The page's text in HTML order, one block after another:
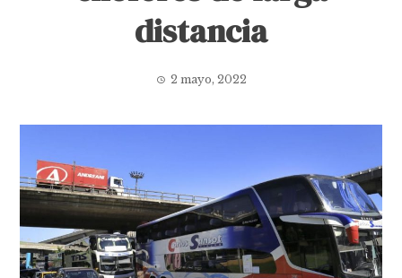
distancia
2 mayo, 2022